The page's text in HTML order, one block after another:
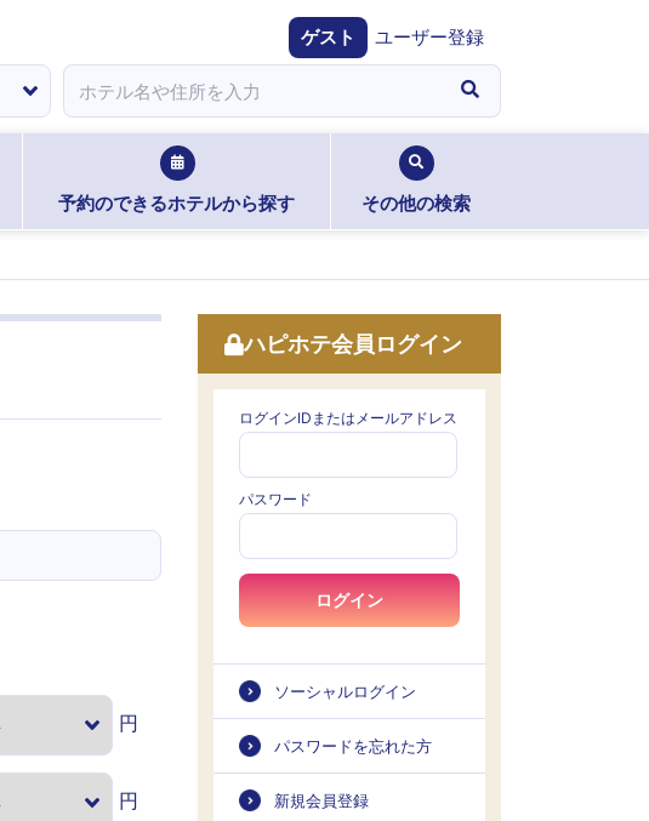
ゲスト ユーザー登録
予約のできるホテルから探す その他の検索
円
円
ハピホテ会員ログイン
ログインIDまたはメールアドレス
パスワード
ログイン
ソーシャルログイン
パスワードを忘れた方
新規会員登録